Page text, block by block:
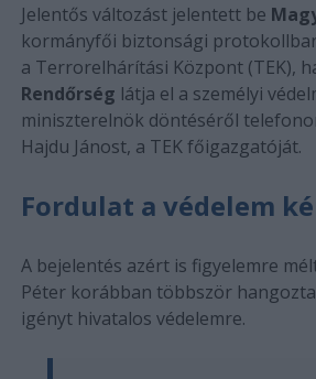
Jelentős változást jelentett be
kormányfői biztonsági
a Terrorelhárítási Központ (TEK),
Rendőrség látja el a személyi
miniszterelnök döntéséről
Hajdu Jánost, a TEK főigazgatóját.
Fordulat a védelem
A bejelentés azért is figyelemre
Péter korábban többször
igényt hivatalos védelemre.